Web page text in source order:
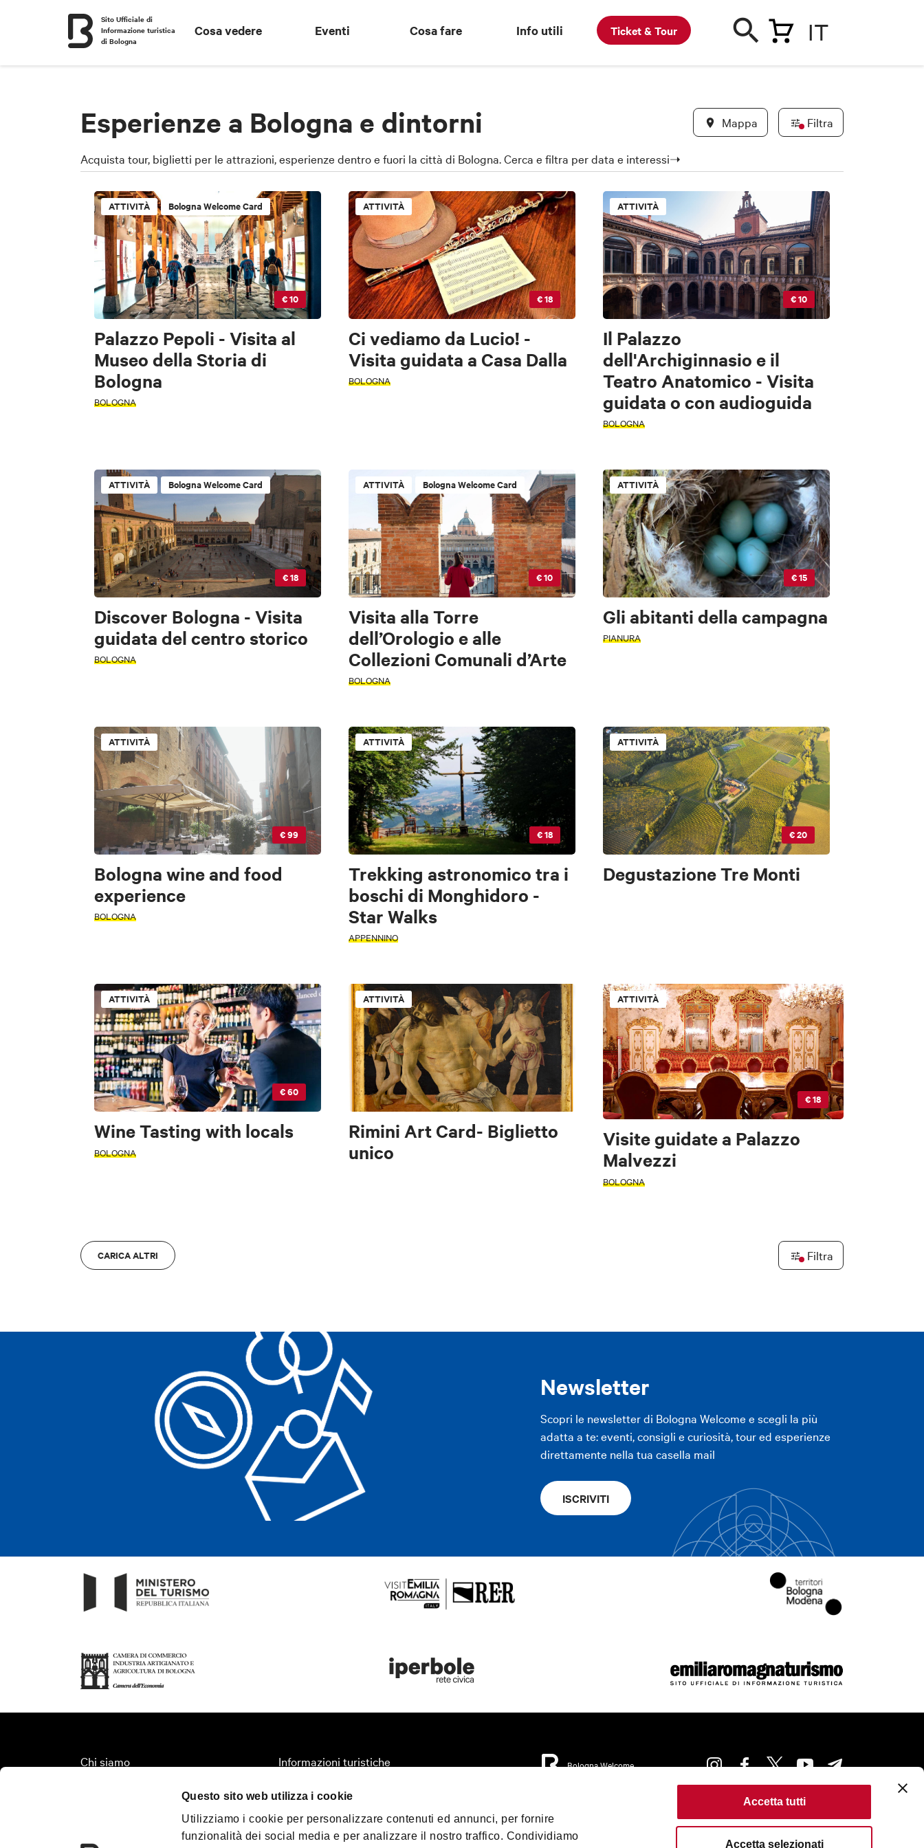
Questo sito web utilizza i cookie
Utilizziamo i cookie per personalizzare contenuti ed annunci, per fornire
funzionalità dei social media e per analizzare il nostro traffico. Condividiamo
Accetta tutti
Accetta selezionati
Sito Ufficiale di
Informazione turistica
di Bologna
Cosa vedere Eventi Cosa fare Info utili Ticket & Tour IT
Esperienze a Bologna e dintorni Mappa Filtra
Acquista tour, biglietti per le attrazioni, esperienze dentro e fuori la città di Bologna. Cerca e filtra per data e interessi➝
ATTIVITÀ Bologna Welcome Card
€ 10
Palazzo Pepoli - Visita al
Museo della Storia di
Bologna
BOLOGNA
ATTIVITÀ
€ 18
Ci vediamo da Lucio! -
Visita guidata a Casa Dalla
BOLOGNA
ATTIVITÀ
€ 10
Il Palazzo
dell'Archiginnasio e il
Teatro Anatomico - Visita
guidata o con audioguida
BOLOGNA
ATTIVITÀ Bologna Welcome Card
€ 18
Discover Bologna - Visita
guidata del centro storico
BOLOGNA
ATTIVITÀ Bologna Welcome Card
€ 10
Visita alla Torre
dell’Orologio e alle
Collezioni Comunali d’Arte
BOLOGNA
ATTIVITÀ
€ 15
Gli abitanti della campagna
PIANURA
ATTIVITÀ
€ 99
Bologna wine and food
experience
BOLOGNA
ATTIVITÀ
€ 18
Trekking astronomico tra i
boschi di Monghidoro -
Star Walks
APPENNINO
ATTIVITÀ
€ 20
Degustazione Tre Monti
ATTIVITÀ
€ 60
Wine Tasting with locals
BOLOGNA
ATTIVITÀ
Rimini Art Card- Biglietto
unico
ATTIVITÀ
€ 18
Visite guidate a Palazzo
Malvezzi
BOLOGNA
CARICA ALTRI Filtra
contributors © CARTO
PERIODO
Seleziona un periodo
TIPOLOGIA
Arte e Cultura
Musica e
Spettacolo
Natura e
Paesaggio
Lifestyle Sport e Motori
Mostra solo esperienze convenzionati BWC
Cancella filtri APPLICA FILTRI
PERIODO
Seleziona un periodo
CERCA
FILTRI
Accessibile
INTERESSI
Musica e
Lifestyle
Newsletter
Scopri le newsletter di Bologna Welcome e scegli la più
adatta a te: eventi, consigli e curiosità, tour ed esperienze
direttamente nella tua casella mail
ISCRIVITI
Chi siamo
Informazioni turistiche
Territorio
Turismo accessibile
Bologna Welcome
Condizioni di Utilizzo
Condizioni di Vendita
Criteri di pubblicazione